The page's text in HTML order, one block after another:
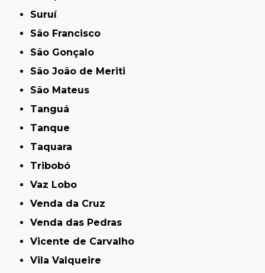
Suruí
São Francisco
São Gonçalo
São João de Meriti
São Mateus
Tanguá
Tanque
Taquara
Tribobó
Vaz Lobo
Venda da Cruz
Venda das Pedras
Vicente de Carvalho
Vila Valqueire